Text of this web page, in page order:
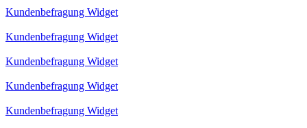
Kundenbefragung Widget
Kundenbefragung Widget
Kundenbefragung Widget
Kundenbefragung Widget
Kundenbefragung Widget